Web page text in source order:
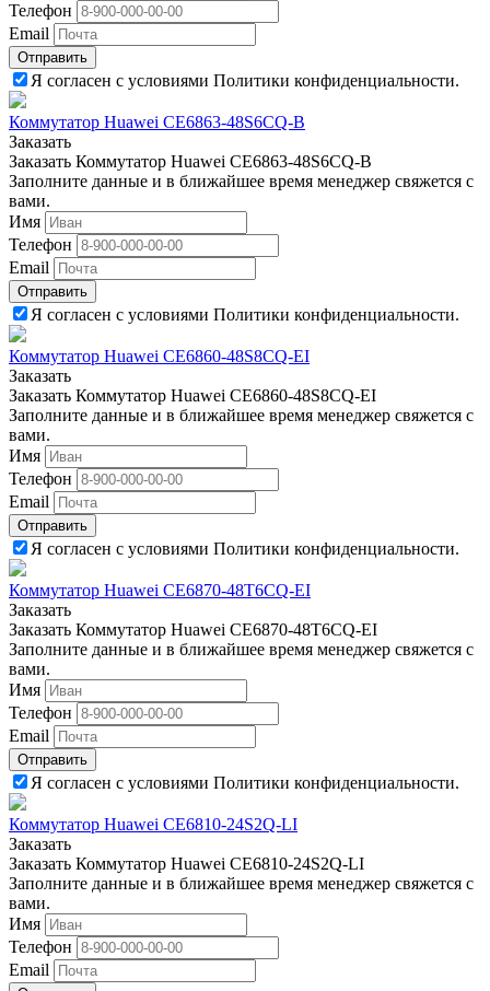
Телефон
Email
Отправить
Я согласен с условиями Политики конфиденциальности.
Коммутатор Huawei CE6863-48S6CQ-B
Заказать
Заказать Коммутатор Huawei CE6863-48S6CQ-B
Заполните данные и в ближайшее время менеджер свяжется с
вами.
Имя
Телефон
Email
Отправить
Я согласен с условиями Политики конфиденциальности.
Коммутатор Huawei CE6860-48S8CQ-EI
Заказать
Заказать Коммутатор Huawei CE6860-48S8CQ-EI
Заполните данные и в ближайшее время менеджер свяжется с
вами.
Имя
Телефон
Email
Отправить
Я согласен с условиями Политики конфиденциальности.
Коммутатор Huawei CE6870-48T6CQ-EI
Заказать
Заказать Коммутатор Huawei CE6870-48T6CQ-EI
Заполните данные и в ближайшее время менеджер свяжется с
вами.
Имя
Телефон
Email
Отправить
Я согласен с условиями Политики конфиденциальности.
Коммутатор Huawei CE6810-24S2Q-LI
Заказать
Заказать Коммутатор Huawei CE6810-24S2Q-LI
Заполните данные и в ближайшее время менеджер свяжется с
вами.
Имя
Телефон
Email